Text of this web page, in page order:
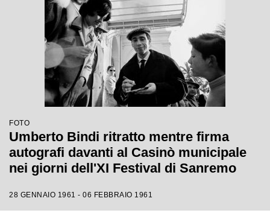
FOTO
Umberto Bindi ritratto mentre firma
autografi davanti al Casinò municipale
nei giorni dell'XI Festival di Sanremo
28 GENNAIO 1961 - 06 FEBBRAIO 1961